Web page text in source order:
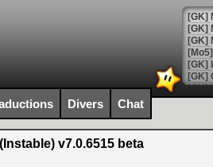
[GK]
[GK]
[LS]
Divers Chat
v7.0.6515 beta